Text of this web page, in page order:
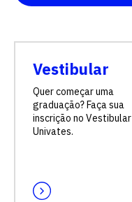
Vestibular
Quer começar uma
graduação? Faça sua
inscrição no Vestibular
Univates.